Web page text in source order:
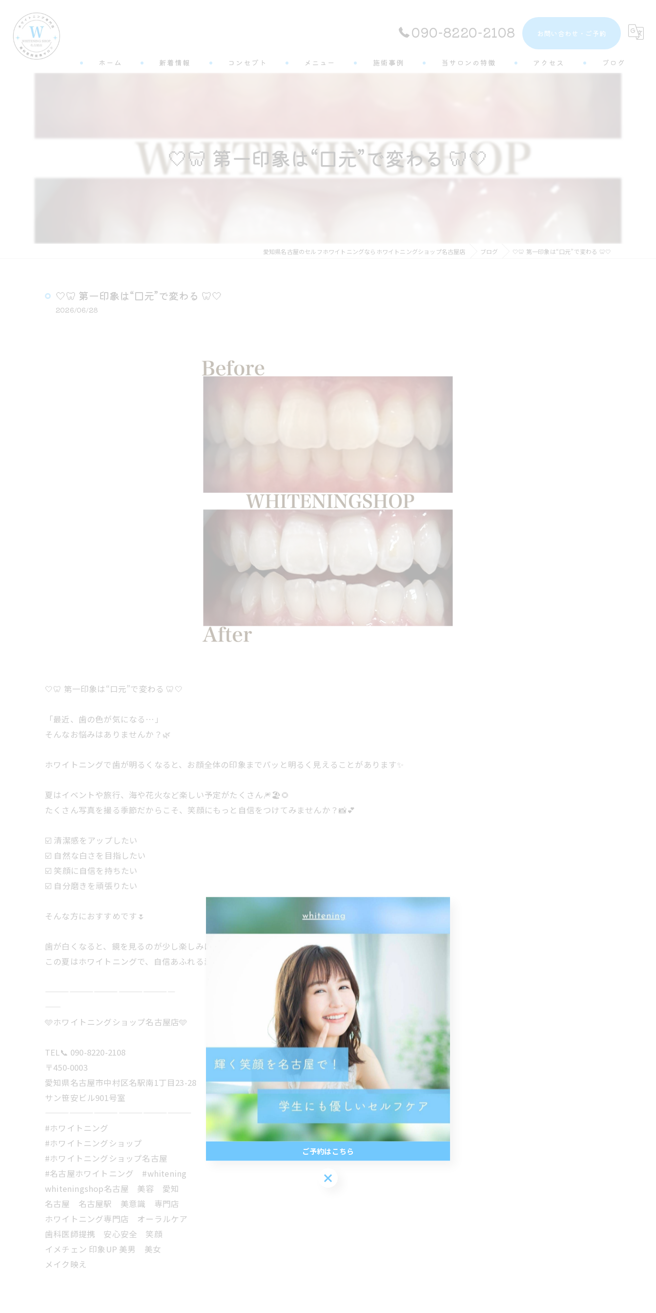
090-8220-2108 お問い合わせ・ご予約
ホーム 新着情報 コンセプト メニュー 施術事例 当サロンの特徴
分割払い
半個室
アクセス ブログ
🤍🦷 第一印象は“口元”で変わる 🦷🤍
愛知県名古屋のセルフホワイトニングならホワイトニングショップ名古屋店 ブログ 🤍🦷 第一印象は“口元”で変わる 🦷🤍
🤍🦷 第一印象は“口元”で変わる 🦷🤍
2026/06/28
🤍🦷 第一印象は“口元”で変わる 🦷🤍
「最近、歯の色が気になる…」
そんなお悩みはありませんか？🌿
ホワイトニングで歯が明るくなると、お顔全体の印象までパッと明るく見えることがあります✨
夏はイベントや旅行、海や花火など楽しい予定がたくさん🎆🏖️🌻
たくさん写真を撮る季節だからこそ、笑顔にもっと自信をつけてみませんか？📸💕
☑️ 清潔感をアップしたい
☑️ 自然な白さを目指したい
☑️ 笑顔に自信を持ちたい
☑️ 自分磨きを頑張りたい
そんな方におすすめです🌷
歯が白くなると、鏡を見るのが少し楽しみになるかもしれません✨
この夏はホワイトニングで、自信あふれる素敵な笑顔を目指しましょう😊🤍
————————————————
——
🩵ホワイトニングショップ名古屋店🩵
TEL📞 090-8220-2108
〒450-0003
愛知県名古屋市中村区名駅南1丁目23-28
サン笹安ビル901号室
——————————————————
#ホワイトニング
#ホワイトニングショップ
#ホワイトニングショップ名古屋
#名古屋ホワイトニング #whitening
whiteningshop名古屋 美容 愛知
名古屋 名古屋駅 美意識 専門店
ホワイトニング専門店 オーラルケア
歯科医師提携 安心安全 笑顔
イメチェン 印象UP 美男 美女
メイク映え
ご予約はこちら
ご予約はこちら